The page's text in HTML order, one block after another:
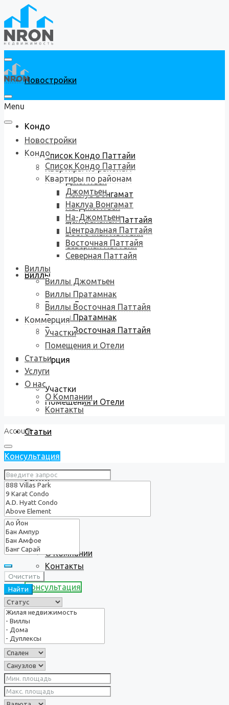
Новостройки
Кондо
Список Кондо Паттайи
Квартиры по районам
Джомтьен
Наклуа Вонгамат
На-Джомтьен
Центральная Паттайя
Восточная Паттайя
Северная Паттайя
Виллы
Виллы Джомтьен
Виллы Пратамнак
Виллы Восточная Паттайя
Коммерция
Участки
Помещения и Отели
Статьи
Услуги
О нас
О Компании
Контакты
Консультация
Menu
Новостройки
Кондо
Список Кондо Паттайи
Квартиры по районам
Джомтьен
Наклуа Вонгамат
На-Джомтьен
Центральная Паттайя
Восточная Паттайя
Северная Паттайя
Виллы
Виллы Джомтьен
Виллы Пратамнак
Виллы Восточная Паттайя
Коммерция
Участки
Помещения и Отели
Статьи
Услуги
О нас
О Компании
Контакты
Account
Консультация
Очистить
Найти